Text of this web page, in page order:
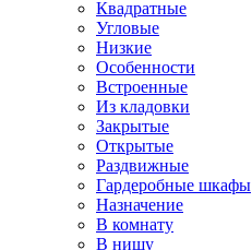
Квадратные
Угловые
Низкие
Особенности
Встроенные
Из кладовки
Закрытые
Открытые
Раздвижные
Гардеробные шкафы
Назначение
В комнату
В нишу